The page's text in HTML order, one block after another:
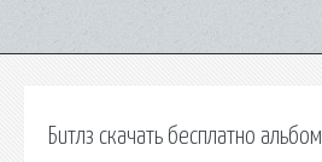
Битлз скачать бесплатно альбом